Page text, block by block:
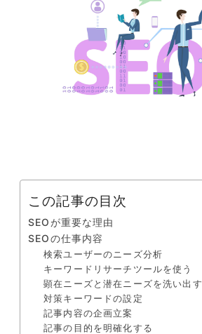
この記事の目次
SEOが重要な理由
SEOの仕事内容
検索ユーザーのニーズ分析
キーワードリサーチツールを使う
顕在ニーズと潜在ニーズを洗い出す
対策キーワードの設定
記事内容の企画立案
記事の目的を明確化する